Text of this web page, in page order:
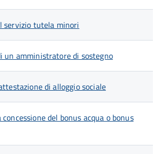
servizio tutela minori
un amministratore di sostegno
di alloggio sociale
concessione del bonus acqua o bonus